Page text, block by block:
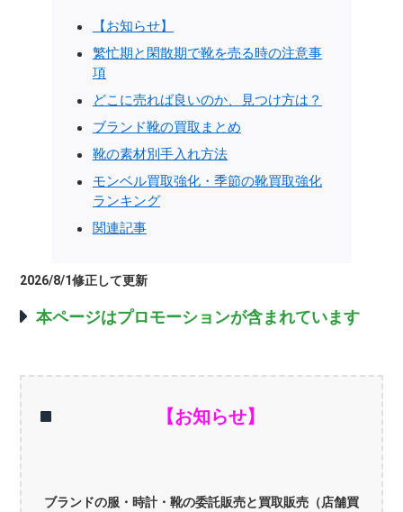
【お知らせ】
繁忙期と閑散期で靴を売る時の注意事
項
どこに売れば良いのか、見つけ方は？
ブランド靴の買取まとめ
靴の素材別手入れ方法
モンベル買取強化・季節の靴買取強化
ランキング
関連記事
2026/8/1修正して更新
本ページはプロモーションが含まれています
【お知らせ】
ブランドの服・時計・靴の委託販売と買取販売（店舗買